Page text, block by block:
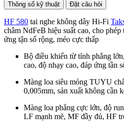
Thông số kỹ thuật Đặt câu hỏi
HF 580 tai nghe không dây Hi-Fi
châm NdFeB hiệu suất cao, cho
ứng tận số rộng, méo cực thấp
Bộ điều khiển từ tính phẳng
cao, độ nhạy cao, đáp ứng tần
Màng loa siêu mỏng TUYU
0,005mm, sản xuất không cần
Màng loa phẳng cực lớn, độ
LF mạnh mẽ, MF đầy đủ, HF